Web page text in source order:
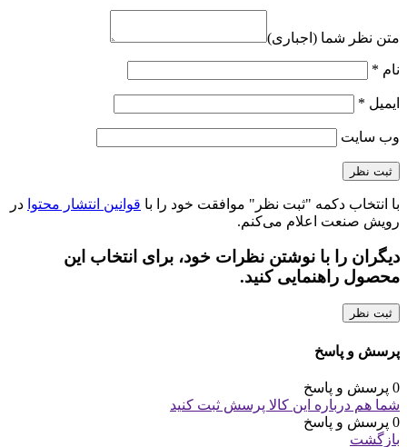
متن نظر شما (اجباری)
نام *
ایمیل *
وب‌ سایت
با انتخاب دکمه "ثبت نظر" موافقت خود را با قوانین انتشار محتوا در
رویش صنعت اعلام می‌کنم.
دیگران را با نوشتن نظرات خود، برای انتخاب این
محصول راهنمایی کنید.
ثبت نظر
پرسش و پاسخ
0 پرسش و پاسخ
شما هم درباره این کالا پرسش ثبت کنید
0 پرسش و پاسخ
بازگشت